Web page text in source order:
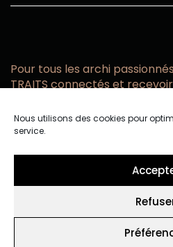
Nous utilisons des cookies pour
service.
Pour tous les archi
TRAITS connectés et
email
confidentialité.